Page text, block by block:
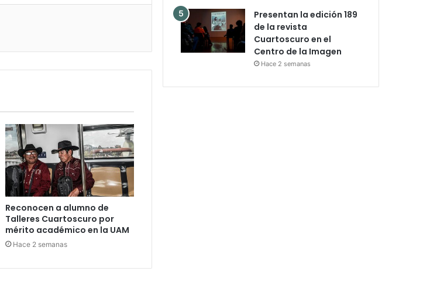
Reconocen a alumno de
Talleres Cuartoscuro por
mérito académico en la UAM
Hace 2 semanas
Presentan la edición 189
de la revista
Cuartoscuro en el
Centro de la Imagen
Hace 2 semanas